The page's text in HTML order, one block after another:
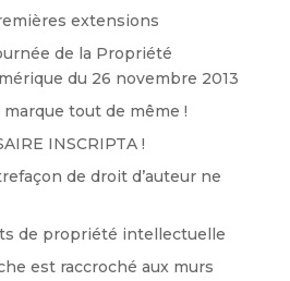
extensions
de la Propriété
du 26 novembre 2013
tout de même !
INSCRIPTA !
de droit d’auteur ne
de propriété intellectuelle
est raccroché aux murs